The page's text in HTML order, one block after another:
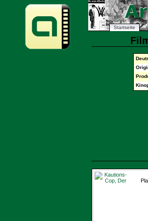
Startseite